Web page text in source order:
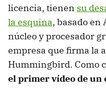
licencia, tienen su
la esquina, basado en
núcleo y procesador
empresa que firma la
Hummingbird. Como
el primer vídeo de un